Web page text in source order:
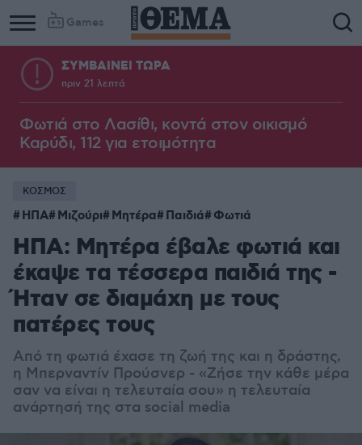
Games
ΣΥΜΒΑΙΝΕΙ ΤΩΡΑ
πριν 21 λεπτά
Φωτιά στο Λασίθι, κοντά στον οικισμό
Καρύδι, 112 για ετοιμότητα
ΚΟΣΜΟΣ
ΗΠΑ Μιζούρι Μητέρα Παιδιά Φωτιά
ΗΠΑ: Μητέρα έβαλε φωτιά και
έκαψε τα τέσσερα παιδιά της -
Ήταν σε διαμάχη με τους
πατέρες τους
Από τη φωτιά έχασε τη ζωή της και η δράστης,
η Μπερναντίν Προύσνερ - «Ζήσε την κάθε μέρα
σαν να είναι η τελευταία σου» η τελευταία
ανάρτησή της στα social media